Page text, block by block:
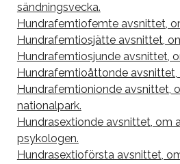
sändningsvecka.
Hundrafemtiofemte avsnittet,
Hundrafemtiosjätte avsnittet,
Hundrafemtiosjunde avsnittet,
Hundrafemtioåttonde avsnittet,
Hundrafemtionionde avsnittet,
nationalpark.
Hundrasextionde avsnittet, om
psykologen.
Hundrasextioförsta avsnittet,